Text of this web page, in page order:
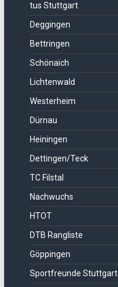
tus Stuttgart
Deggingen
Bettringen
Schönaich
Lichtenwald
Westerheim
Dürnau
Heiningen
Dettingen/Teck
TC Filstal
Nachwuchs
HTOT
DTB Rangliste
Göppingen
Sportfreunde Stuttgart